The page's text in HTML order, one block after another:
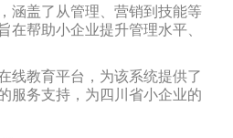
涵盖了从管理、营销到技能等
在帮助小企业提升管理水平、
线教育平台，为该系统提供了
服务支持，为四川省小企业的